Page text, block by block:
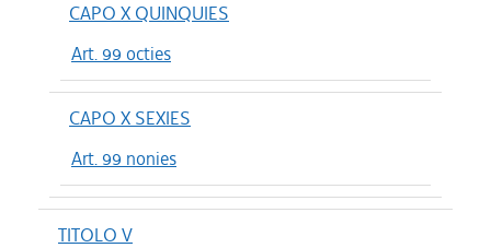
CAPO X QUINQUIES
Art. 99 octies
CAPO X SEXIES
Art. 99 nonies
TITOLO V